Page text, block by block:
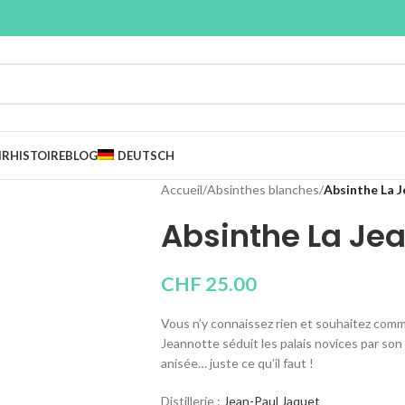
HISTOIREBLOG DEUTSCH
Accueil/Absinthes blanches/Absinthe La
Absinthe La
CHF 25.00
Vous n’y connaissez rien et souhaitez
Jeannotte séduit les palais novices par
anisée… juste ce qu’il faut !
Distillerie : Jean-Paul Jaquet